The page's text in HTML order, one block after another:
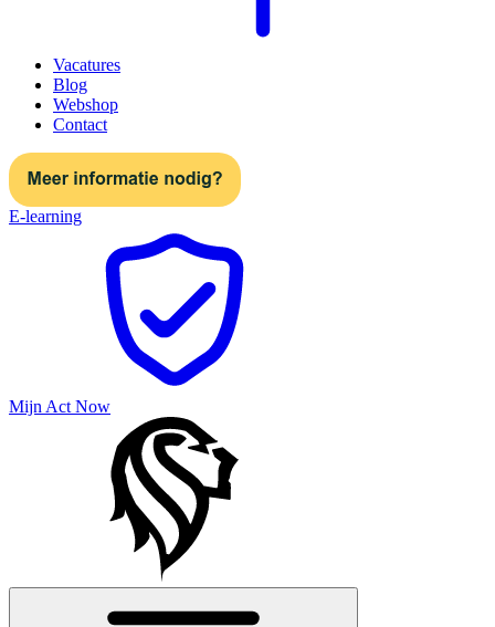
Vacatures
Blog
Webshop
Contact
E-learning
Mijn Act Now